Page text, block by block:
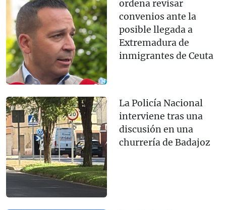
ordena revisar
convenios ante la
posible llegada a
Extremadura de
inmigrantes de Ceuta
La Policía Nacional
interviene tras una
discusión en una
churrería de Badajoz